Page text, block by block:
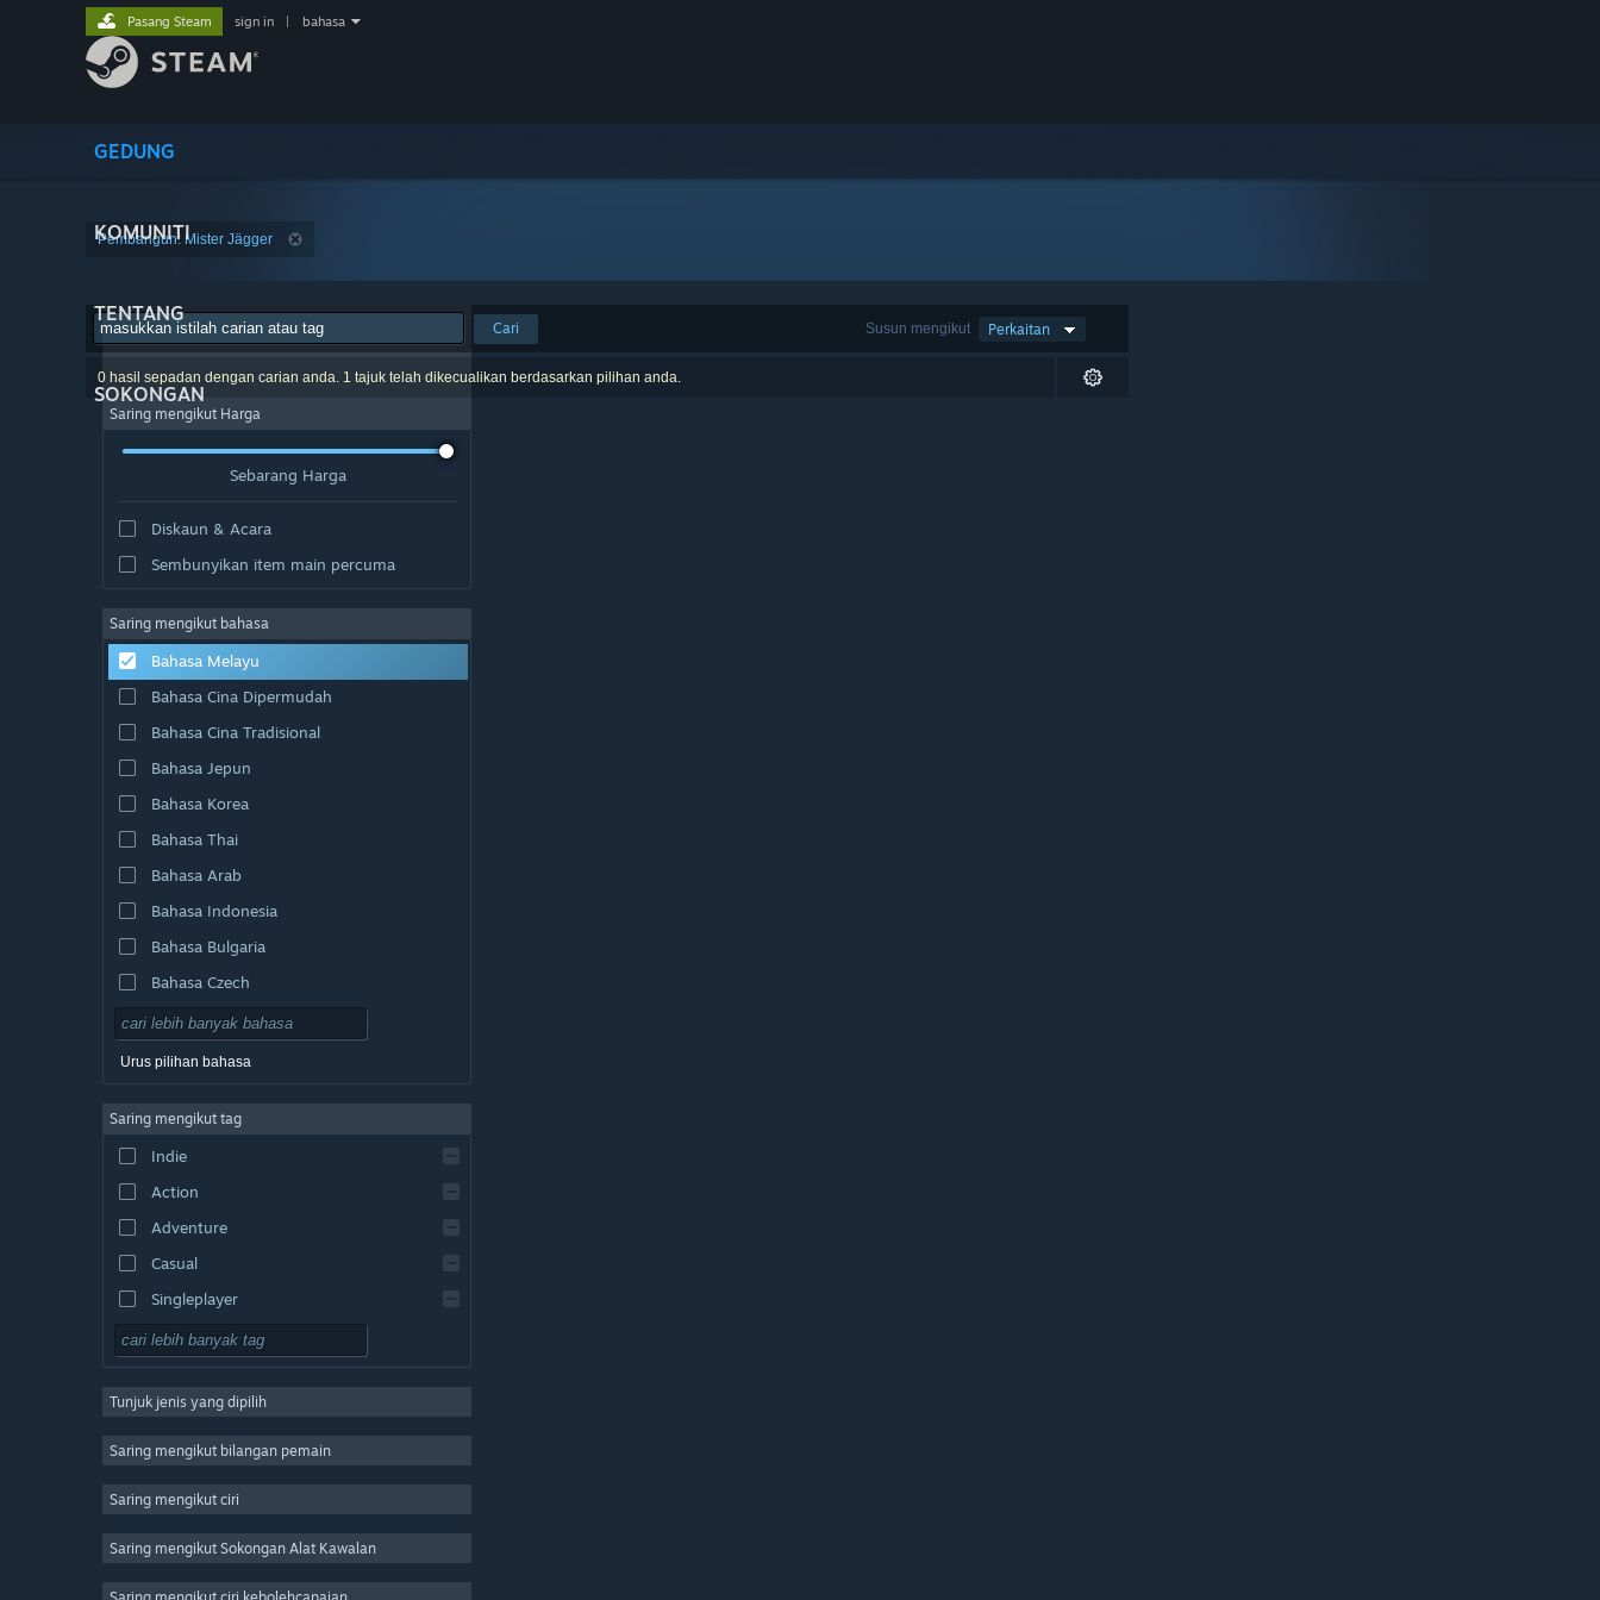
GEDUNG
KOMUNITI
TENTANG
SOKONGAN
Pasang Steam sign in bahasa
Pembangun: Mister Jägger
Susun mengikut Perkaitan
Cari
0 hasil sepadan dengan carian anda. 1 tajuk telah dikecualikan berdasarkan pilihan anda.
Saring mengikut Harga
Sebarang Harga
Diskaun & Acara
Sembunyikan item main percuma
Saring mengikut bahasa
Bahasa Melayu
Bahasa Cina Dipermudah
Bahasa Cina Tradisional
Bahasa Jepun
Bahasa Korea
Bahasa Thai
Bahasa Arab
Bahasa Indonesia
Bahasa Bulgaria
Bahasa Czech
Bahasa Denmark
Bahasa Jerman
Bahasa Sepanyol – Sepanyol
Bahasa Sepanyol – Amerika Latin
Bahasa Greek
Urus pilihan bahasa
Saring mengikut tag
Indie
Action
Adventure
Casual
Singleplayer
Simulation
Strategy
3D
Free to Play
Tunjuk jenis yang dipilih
Saring mengikut bilangan pemain
Saring mengikut ciri
Saring mengikut Sokongan Alat Kawalan